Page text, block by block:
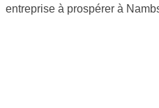
entreprise à prospérer à